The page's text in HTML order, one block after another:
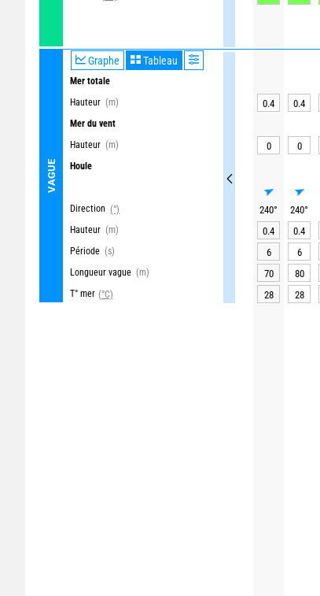
VAGUE
Graphe Tableau
Mer totale
Hauteur (m)
Mer du vent
Hauteur (m)
Houle
Direction (°)
Hauteur (m)
Période (s)
Longueur vague (m)
T° mer (°C)
0.4 0.4
0 0
240° 240°
0.4
0.4
6
6
70
80
28
28